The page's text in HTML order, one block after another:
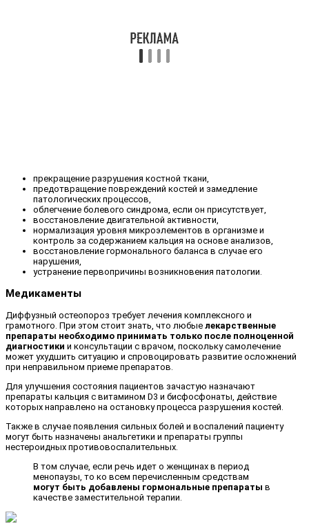
прекращение разрушения костной ткани,
предотвращение повреждений костей и замедление
патологических процессов,
облегчение болевого синдрома, если он присутствует,
восстановление двигательной активности,
нормализация уровня микроэлементов в организме и
контроль за содержанием кальция на основе анализов,
восстановление гормонального баланса в случае его
нарушения,
устранение первопричины возникновения патологии.
Медикаменты
Диффузный остеопороз требует лечения комплексного и
грамотного. При этом стоит знать, что любые лекарственные
препараты необходимо принимать только после полноценной
диагностики и консультации с врачом, поскольку самолечение
может ухудшить ситуацию и спровоцировать развитие осложнений
при неправильном приеме препаратов.
Для улучшения состояния пациентов зачастую назначают
препараты кальция с витамином D3 и бисфосфонаты, действие
которых направлено на остановку процесса разрушения костей.
Также в случае появления сильных болей и воспалений пациенту
могут быть назначены анальгетики и препараты группы
нестероидных противовоспалительных.
В том случае, если речь идет о женщинах в период
менопаузы, то ко всем перечисленным средствам
могут быть добавлены гормональные препараты в
качестве заместительной терапии.